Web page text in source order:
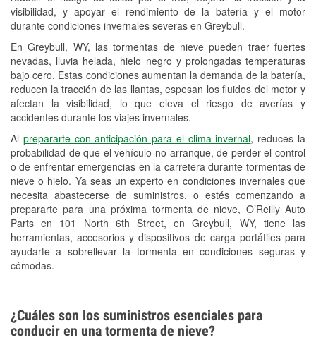
visibilidad, y apoyar el rendimiento de la batería y el motor
durante condiciones invernales severas en Greybull.
En Greybull, WY, las tormentas de nieve pueden traer fuertes
nevadas, lluvia helada, hielo negro y prolongadas temperaturas
bajo cero. Estas condiciones aumentan la demanda de la batería,
reducen la tracción de las llantas, espesan los fluidos del motor y
afectan la visibilidad, lo que eleva el riesgo de averías y
accidentes durante los viajes invernales.
Al prepararte con anticipación para el clima invernal, reduces la
probabilidad de que el vehículo no arranque, de perder el control
o de enfrentar emergencias en la carretera durante tormentas de
nieve o hielo. Ya seas un experto en condiciones invernales que
necesita abastecerse de suministros, o estés comenzando a
prepararte para una próxima tormenta de nieve, O’Reilly Auto
Parts en 101 North 6th Street, en Greybull, WY, tiene las
herramientas, accesorios y dispositivos de carga portátiles para
ayudarte a sobrellevar la tormenta en condiciones seguras y
cómodas.
Instalación de limpiaparabrisas
Programa de Préstamo de
Herramientas
Rectificación de tambores y discos de
freno
Mangueras hidráulicas a la medida
Snowstorm Supplies
Conoce más
¿Cuáles son los suministros esenciales para
conducir en una tormenta de nieve?